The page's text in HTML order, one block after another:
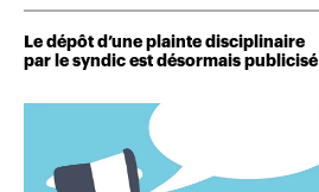
Le dépôt d’une plainte disciplinaire
par le syndic est désormais publicisé